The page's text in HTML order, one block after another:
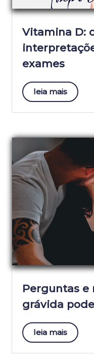
Vitamina D:
exames
leia mais
Perguntas e
grávida
leia mais